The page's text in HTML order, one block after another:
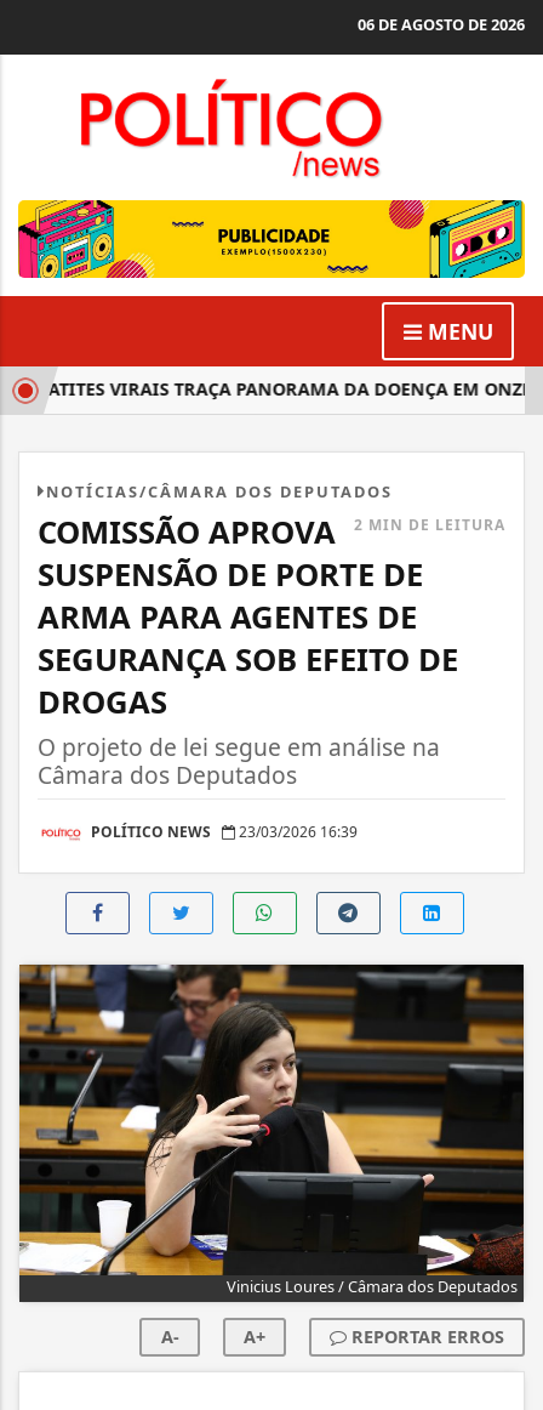
06 DE AGOSTO DE 2026
MENU
VIRAIS TRAÇA PANORAMA DA DOENÇA EM ONZE
NOTÍCIAS/CÂMARA DOS DEPUTADOS
2 MIN DE LEITURA
COMISSÃO APROVA
SUSPENSÃO DE PORTE DE
ARMA PARA AGENTES DE
SEGURANÇA SOB EFEITO DE
DROGAS
O projeto de lei segue em análise na
Câmara dos Deputados
POLÍTICO NEWS 23/03/2026 16:39
Vinicius Loures / Câmara dos Deputados
A- A+ REPORTAR ERROS